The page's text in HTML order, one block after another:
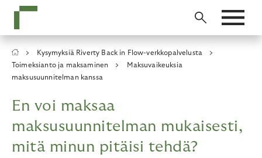
main
Breadcrumb
Kysymyksiä Riverty Back in Flow-verkkopalvelusta
Toimeksianto ja maksaminen
Maksuvaikeuksia
maksusuunnitelman kanssa
En voi maksaa
maksusuunnitelman mukaisesti,
mitä minun pitäisi tehdä?